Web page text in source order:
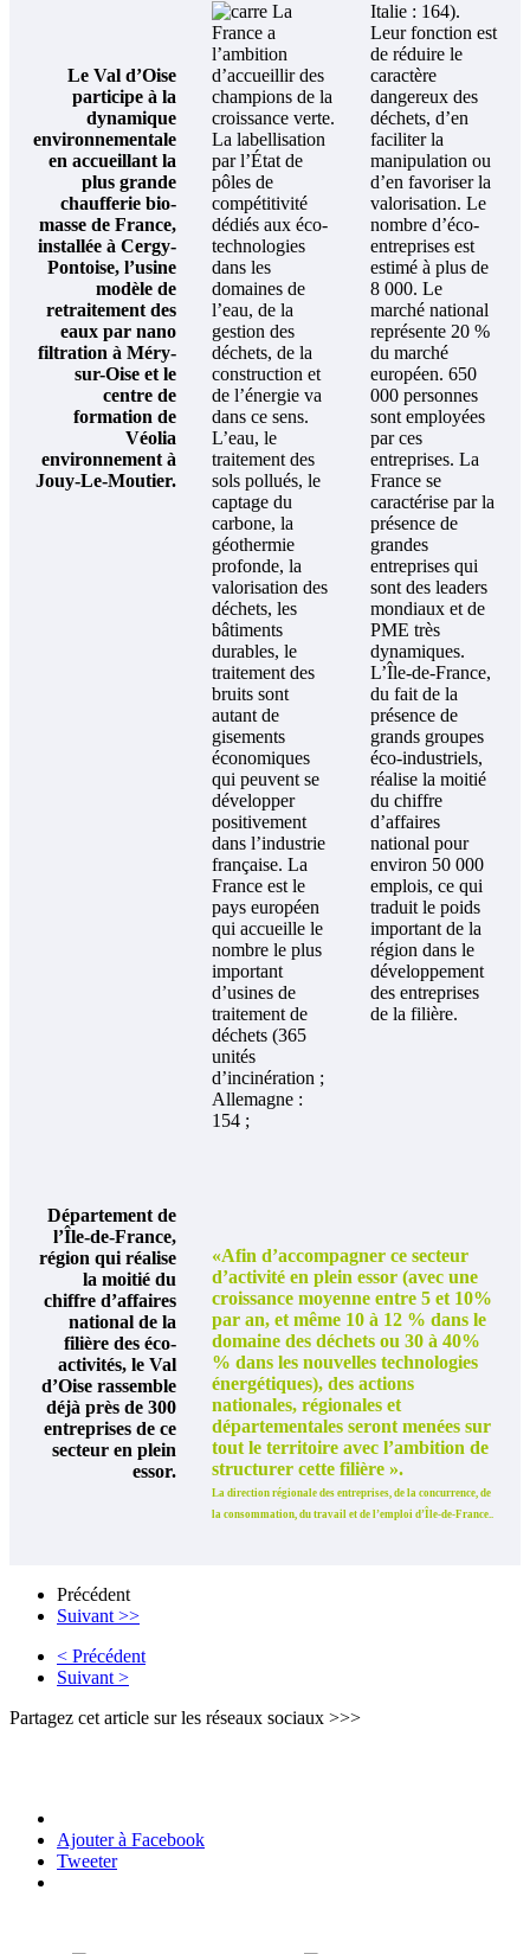
Le Val d’Oise
participe à la
dynamique
environnementale
en accueillant la
plus grande
chaufferie bio-
masse de France,
installée à Cergy-
Pontoise, l’usine
modèle de
retraitement des
eaux par nano
filtration à Méry-
sur-Oise et le
centre de
formation de
Véolia
environnement à
Jouy-Le-Moutier.
La
France a
l’ambition
d’accueillir des
champions de la
croissance verte.
La labellisation
par l’État de
pôles de
compétitivité
dédiés aux éco-
technologies
dans les
domaines de
l’eau, de la
gestion des
déchets, de la
construction et
de l’énergie va
dans ce sens.
L’eau, le
traitement des
sols pollués, le
captage du
carbone, la
géothermie
profonde, la
valorisation des
déchets, les
bâtiments
durables, le
traitement des
bruits sont
autant de
gisements
économiques
qui peuvent se
développer
positivement
dans l’industrie
française. La
France est le
pays européen
qui accueille le
nombre le plus
important
d’usines de
traitement de
déchets (365
unités
d’incinération ;
Allemagne :
154 ;
Italie : 164).
Leur fonction est
de réduire le
caractère
dangereux des
déchets, d’en
faciliter la
manipulation ou
d’en favoriser la
valorisation. Le
nombre d’éco-
entreprises est
estimé à plus de
8 000. Le
marché national
représente 20 %
du marché
européen. 650
000 personnes
sont employées
par ces
entreprises. La
France se
caractérise par la
présence de
grandes
entreprises qui
sont des leaders
mondiaux et de
PME très
dynamiques.
L’Île-de-France,
du fait de la
présence de
grands groupes
éco-industriels,
réalise la moitié
du chiffre
d’affaires
national pour
environ 50 000
emplois, ce qui
traduit le poids
important de la
région dans le
développement
des entreprises
de la filière.
Département de
l’Île-de-France,
région qui réalise
la moitié du
chiffre d’affaires
national de la
filière des éco-
activités, le Val
d’Oise rassemble
déjà près de 300
entreprises de ce
secteur en plein
essor.
«Afin d’accompagner ce secteur
d’activité en plein essor (avec une
croissance moyenne entre 5 et 10%
par an, et même 10 à 12 % dans le
domaine des déchets ou 30 à 40%
% dans les nouvelles technologies
énergétiques), des actions
nationales, régionales et
départementales seront menées sur
tout le territoire avec l’ambition de
structurer cette filière ».
La direction régionale des entreprises, de la concurrence, de
la consommation, du travail et de l’emploi d’Île-de-France..
Précédent
Suivant >>
< Précédent
Suivant >
Partagez cet article sur les réseaux sociaux >>>
Ajouter à Facebook
Tweeter